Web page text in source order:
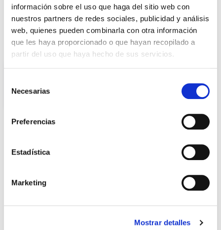
información sobre el uso que haga del sitio web con
nuestros partners de redes sociales, publicidad y análisis
web, quienes pueden combinarla con otra información
que les haya proporcionado o que hayan recopilado a
partir del uso que haya hecho de sus servicios.
Necesarias
Preferencias
Estadística
Marketing
Mostrar detalles
Versa Versa L Versa XL
Product
o
VER +
SKU XPRIL00000570039
Ficha